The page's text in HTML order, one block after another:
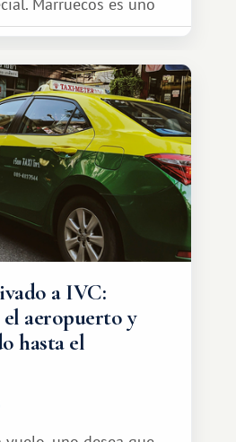
a IVC:
aeropuerto y
hasta el